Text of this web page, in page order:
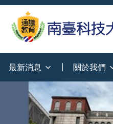
最新消息 關於我們